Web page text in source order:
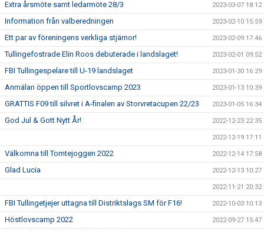
Extra årsmöte samt ledarmöte 28/3 2023-03-07 18:12
Information från valberedningen 2023-02-10 15:59
Ett par av föreningens verkliga stjärnor! 2023-02-09 17:46
Tullingefostrade Elin Roos debuterade i landslaget! 2023-02-01 09:52
FBI Tullingespelare till U-19 landslaget 2023-01-30 16:29
Anmälan öppen till Sportlovscamp 2023 2023-01-13 10:39
GRATTIS F09 till silvret i A-finalen av Storvretacupen 22/23 2023-01-05 16:34
God Jul & Gott Nytt År! 2022-12-23 22:35
2022-12-19 17:11
Välkomna till Tomtejoggen 2022 2022-12-14 17:58
Glad Lucia 2022-12-13 10:27
2022-11-21 20:32
FBI Tullingetjejer uttagna till Distriktslags SM för F16! 2022-10-03 10:13
Höstlovscamp 2022 2022-09-27 15:47